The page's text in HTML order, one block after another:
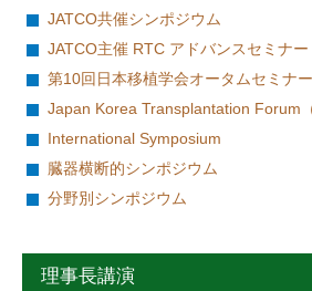
JATCO共催シンポジウム
JATCO主催 RTC アドバンスセミナー
第10回日本移植学会オータムセミナー
Japan Korea Transplantation Forum
International Symposium
臓器横断的シンポジウム
分野別シンポジウム
理事長講演